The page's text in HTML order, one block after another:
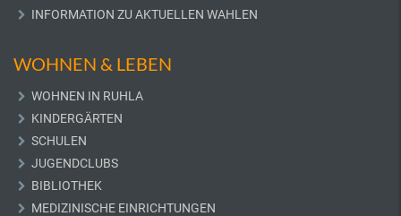
INFORMATION ZU AKTUELLEN WAHLEN
WOHNEN & LEBEN
WOHNEN IN RUHLA
KINDERGÄRTEN
SCHULEN
JUGENDCLUBS
BIBLIOTHEK
MEDIZINISCHE EINRICHTUNGEN